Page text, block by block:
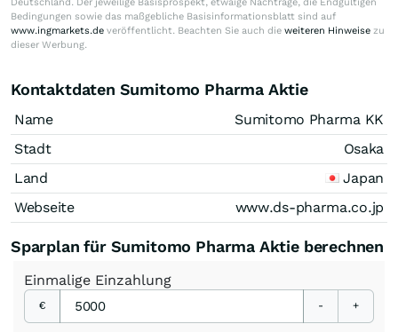
Bedingungen sowie das maßgebliche Basisinformationsblatt sind auf
www.ingmarkets.de veröffentlicht. Beachten Sie auch die weiteren Hinweise zu
dieser Werbung.
Kontaktdaten Sumitomo Pharma Aktie
Name
Sumitomo Pharma KK
Stadt
Osaka
Land
Japan
Webseite
www.ds-pharma.co.jp
Sparplan für Sumitomo Pharma Aktie berechnen
Einmalige Einzahlung
€ - +